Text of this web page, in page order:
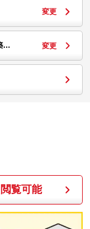
変更
… 変更
覧可能